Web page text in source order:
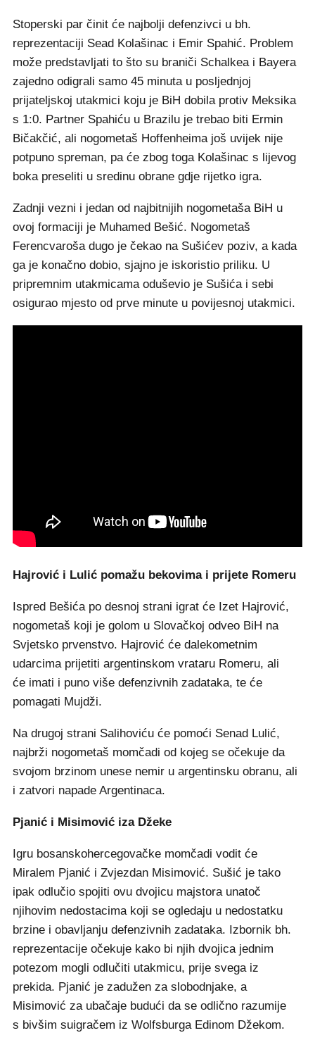
Stoperski par činit će najbolji defenzivci u bh.
reprezentaciji Sead Kolašinac i Emir Spahić. Problem
može predstavljati to što su braniči Schalkea i Bayera
zajedno odigrali samo 45 minuta u posljednjoj
prijateljskoj utakmici koju je BiH dobila protiv Meksika
s 1:0. Partner Spahiću u Brazilu je trebao biti Ermin
Bičakčić, ali nogometaš Hoffenheima još uvijek nije
potpuno spreman, pa će zbog toga Kolašinac s lijevog
boka preseliti u sredinu obrane gdje rijetko igra.
Zadnji vezni i jedan od najbitnijih nogometaša BiH u
ovoj formaciji je Muhamed Bešić. Nogometaš
Ferencvaroša dugo je čekao na Sušićev poziv, a kada
ga je konačno dobio, sjajno je iskoristio priliku. U
pripremnim utakmicama oduševio je Sušića i sebi
osigurao mjesto od prve minute u povijesnoj utakmici.
Hajrović i Lulić pomažu bekovima i prijete Romeru
Ispred Bešića po desnoj strani igrat će Izet Hajrović,
nogometaš koji je golom u Slovačkoj odveo BiH na
Svjetsko prvenstvo. Hajrović će dalekometnim
udarcima prijetiti argentinskom vrataru Romeru, ali
će imati i puno više defenzivnih zadataka, te će
pomagati Mujdži.
Na drugoj strani Salihoviću će pomoći Senad Lulić,
najbrži nogometaš momčadi od kojeg se očekuje da
svojom brzinom unese nemir u argentinsku obranu, ali
i zatvori napade Argentinaca.
Pjanić i Misimović iza Džeke
Igru bosanskohercegovačke momčadi vodit će
Miralem Pjanić i Zvjezdan Misimović. Sušić je tako
ipak odlučio spojiti ovu dvojicu majstora unatoč
njihovim nedostacima koji se ogledaju u nedostatku
brzine i obavljanju defenzivnih zadataka. Izbornik bh.
reprezentacije očekuje kako bi njih dvojica jednim
potezom mogli odlučiti utakmicu, prije svega iz
prekida. Pjanić je zadužen za slobodnjake, a
Misimović za ubačaje budući da se odlično razumije
s bivšim suigračem iz Wolfsburga Edinom Džekom.